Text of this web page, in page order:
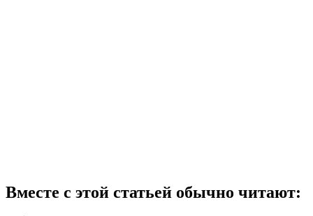
Вместе с этой статьей обычно читают: